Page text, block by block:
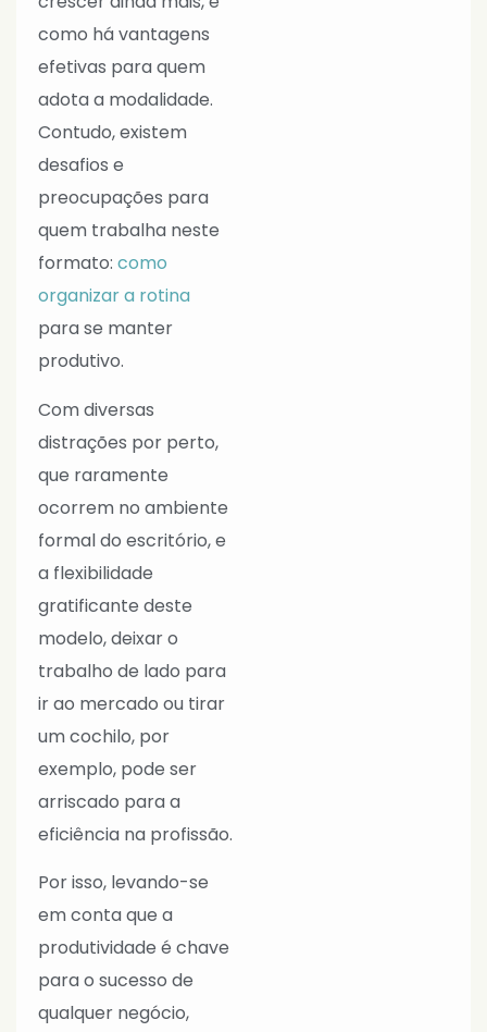
como há vantagens
efetivas para quem
adota a modalidade.
Contudo, existem
desafios e
preocupações para
quem trabalha neste
formato: como
organizar a rotina
para se manter
produtivo.
Com diversas
distrações por perto,
que raramente
ocorrem no ambiente
formal do escritório, e
a flexibilidade
gratificante deste
modelo, deixar o
trabalho de lado para
ir ao mercado ou tirar
um cochilo, por
exemplo, pode ser
arriscado para a
eficiência na profissão.
Por isso, levando-se
em conta que a
produtividade é chave
para o sucesso de
qualquer negócio,